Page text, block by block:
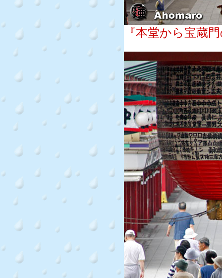
『本堂から宝蔵